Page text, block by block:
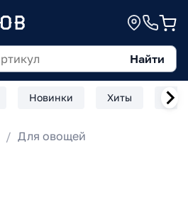
Найти
Новинки Хиты
Для овощей